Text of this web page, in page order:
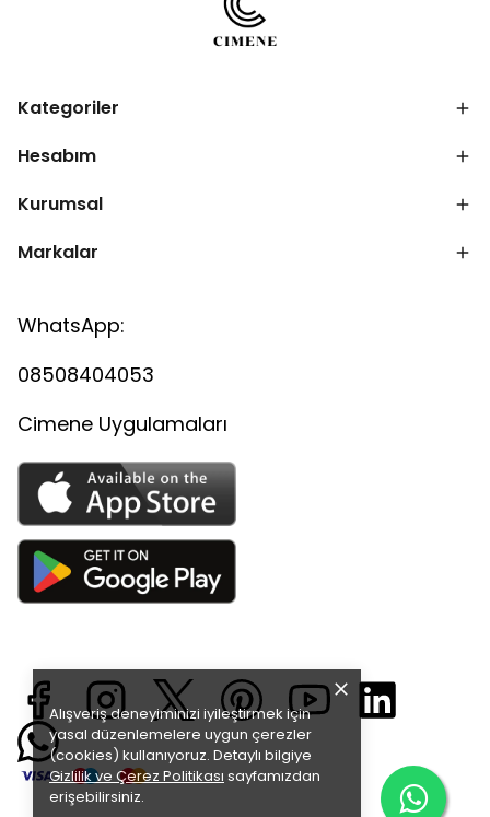
Alışveriş deneyiminizi iyileştirmek için
yasal düzenlemelere uygun çerezler
(cookies) kullanıyoruz. Detaylı bilgiye
Gizlilik ve Çerez Politikası sayfamızdan
erişebilirsiniz.
Kategoriler
Hesabım
Kurumsal
Markalar
WhatsApp:
08508404053
Cimene Uygulamaları